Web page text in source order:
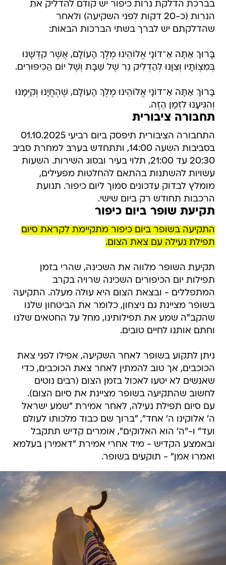
שהדלקתם יש לברך בשתי הברכות הבאות:
בָּרוּךְ אַתָּה אַ־דוֹנָי אֱלוֹהֵינוּ מֶלֶךְ הָעוֹלָם, אֲשֶׁר קִדְּשָׁנוּ
בָּרוּךְ אַתָּה אַ־דוֹנָי אֱלוֹהֵינוּ מֶלֶךְ הָעוֹלָם, שֶׁהֶחֱיָנוּ וְקִיְּמָנוּ
תחבורה ציבורית
20:30 עד 21:00, תלוי בעיר ובסוג השירות. השעות
עשויות להשתנות בהתאם להחלטות מפעילים,
מומלץ לבדוק עדכונים סמוך ליום כיפור. תנועת
הרכבות תחודש רק ביום שישי.
תקיעת שופר ביום כיפור
התקיעה בשופר ביום כיפור מתקיימת לקראת סיום
תפילת נעילה עם צאת הצום.
תקיעת השופר מלווה את השכינה, שהרי בזמן
המתפללים - ובצאת הצום היא עולה מעלה. התקיעה
בשופר מציינת גם ניצחון, כלומר את הביטחון שלנו
שהקב"ה שמע את תפילותינו, מחל על החטאים שלנו
וחתם אותנו לחיים טובים.
ניתן לתקוע בשופר לאחר השקיעה, אפילו לפני צאת
שאנשים לא יטעו לאכול בזמן הצום (רבים נוטים
לחשוב שהתקיעה בשופר מציינת את סיום הצום).
עם סיום תפילת נעילה, לאחר אמירת "שמע ישראל
ה' אלוקינו ה' אחד", "ברוך שם כבוד מלכותו לעולם
ועד" ו-"ה' הוא האלוקים", אומרים קדיש תתקבל
ובאמצע הקדיש - מיד אחרי אמירת "דאמירן בעלמא
ואמרו אמן" - תוקעים בשופר.